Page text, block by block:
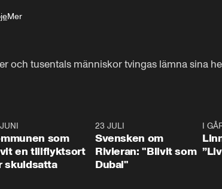
Mer
och tusentals människor tvingas lämna sina
som
en tillflyktsort
skuldsatta
23 JULI
Svensken om
Rivieran: "Blivit som
Dubai"
I